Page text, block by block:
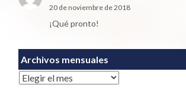
20 de noviembre de 2018
¡Qué pronto!
Archivos mensuales
Archivos